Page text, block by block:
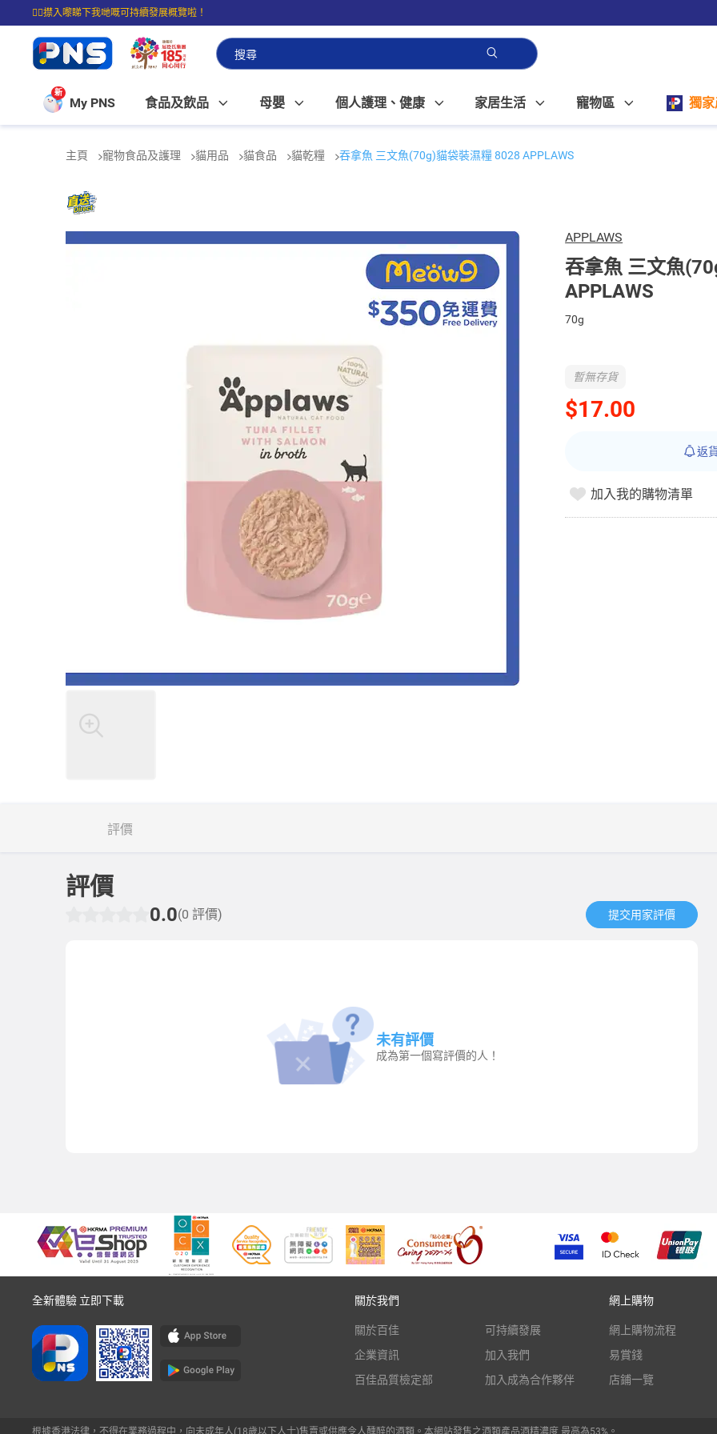
☝🏼㩒入嚟睇下我哋嘅可持續發展概覽啦！
⭐購物滿$399即享免費送貨；滿$100即可免費店取。
新
My PNS 食品及飲品 母嬰 個人護理、健康 家居生活 寵物區 獨
主頁 寵物食品及護理 貓用品 貓食品 貓乾糧 吞拿魚 三文魚(70g)貓袋裝濕糧 8028 APPLAWS
APPLAWS
吞拿魚 三文魚
APPLAWS
70g
$17.00
暫無存貨
返
加入我的購物清單
評價
評價
0.0(0 評價) 提交用家評價​
未有評價
成為第一個寫評價的人！
全新體驗 立即下載 關於我們
關於百佳
企業資訊
百佳品質檢定部
可持續發展
加入我們
加入成為合作夥伴
網上購物
網上購物流程
易賞錢
店鋪一覽
根據香港法律，不得在業務過程中，向未成年人(18歲以下人士)售賣或供應令人醺醉的酒類。本網站發售之酒類產品酒精濃度 最高為53%。